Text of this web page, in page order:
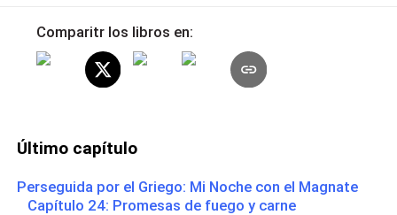
Comparitr los libros en:
Último capítulo
Perseguida por el Griego: Mi Noche con el Magnate
Capítulo 24: Promesas de fuego y carne